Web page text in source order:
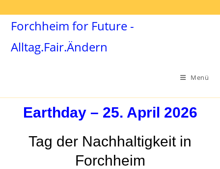
Forchheim for Future -
Alltag.Fair.Ändern
Menü
Earthday – 25. April 2026
Tag der Nachhaltigkeit in
Forchheim